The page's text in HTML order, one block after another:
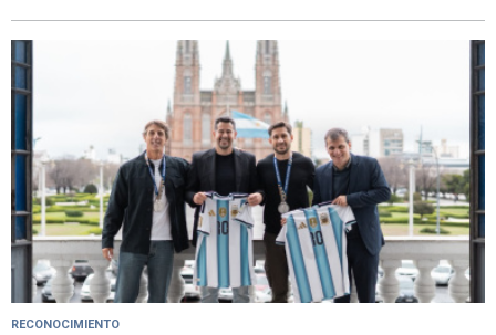
RECONOCIMIENTO